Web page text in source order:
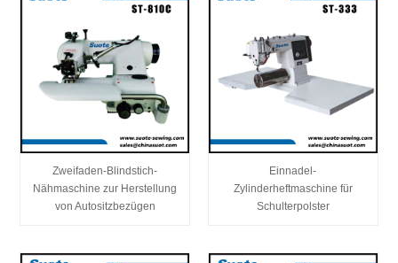
Zweifaden-Blindstich-
Nähmaschine zur Herstellung
von Autositzbezügen
Einnadel-
Zylinderheftmaschine für
Schulterpolster